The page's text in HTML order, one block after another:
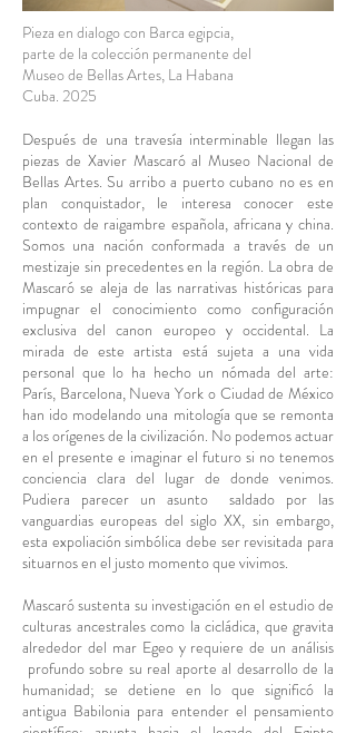
Pieza en dialogo con Barca egipcia,
parte de la colección permanente del
Museo de Bellas Artes, La Habana
Cuba. 2025
Después de una travesía interminable llegan las
piezas de Xavier Mascaró al Museo Nacional de
Bellas Artes. Su arribo a puerto cubano no es en
plan conquistador, le interesa conocer este
contexto de raigambre española, africana y china.
Somos una nación conformada a través de un
mestizaje sin precedentes en la región. La obra de
Mascaró se aleja de las narrativas históricas para
impugnar el conocimiento como configuración
exclusiva del canon europeo y occidental. La
mirada de este artista está sujeta a una vida
personal que lo ha hecho un nómada del arte:
París, Barcelona, Nueva York o Ciudad de México
han ido modelando una mitología que se remonta
a los orígenes de la civilización. No podemos actuar
en el presente e imaginar el futuro si no tenemos
conciencia clara del lugar de donde venimos.
Pudiera parecer un asunto saldado por las
vanguardias europeas del siglo XX, sin embargo,
esta expoliación simbólica debe ser revisitada para
situarnos en el justo momento que vivimos.
Mascaró sustenta su investigación en el estudio de
culturas ancestrales como la cicládica, que gravita
alrededor del mar Egeo y requiere de un análisis
profundo sobre su real aporte al desarrollo de la
humanidad; se detiene en lo que significó la
antigua Babilonia para entender el pensamiento